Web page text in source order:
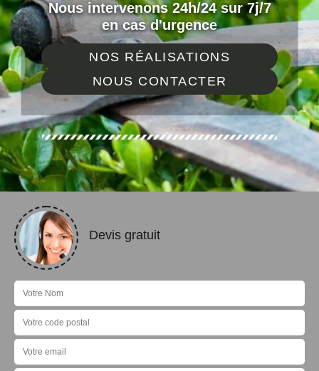
Nous intervenons 24h/24 sur 7j/7
en cas d'urgence
NOS RÉALISATIONS
NOUS CONTACTER
Devis gratuit